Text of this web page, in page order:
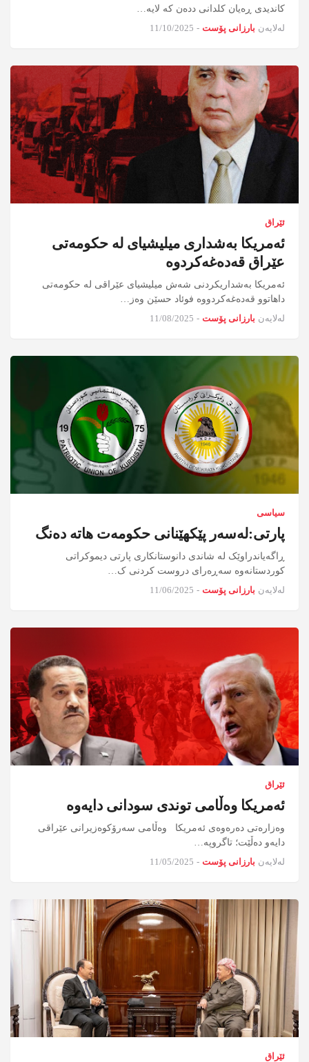
کاندیدی ڕەیان کلدانی ددەن کە لایە…
لەلایەن بارزانی پۆست -
11/10/2025
ئێراق
ئەمریکا بەشداری میلیشیای لە حکومەتی
عێراق قەدەغەکردوە
ئەمریكا بەشداریكردنی شەش میلیشیای عێراقی لە حكومەتی
داهاتوو قەدەغەكردووە فوئاد حسێن وەز…
لەلایەن بارزانی پۆست -
11/08/2025
سیاسی
پارتی:لەسەر پێکهێنانی حکومەت هاتە دەنگ
‎ڕاگەیاندراوێک لە شاندی دانوستانکاری پارتى دیموکراتى
کوردستانەوه ‎سەڕەراى دروست کردنى ک…
لەلایەن بارزانی پۆست -
11/06/2025
ئێراق
ئەمریکا وەڵامی توندی سودانی دایەوە
وه‌زاره‌تی ده‌ره‌وه‌ی ئه‌مریكا وه‌ڵامی سه‌رۆكوه‌زیرانی عێراقی
دایه‌و ده‌ڵێت؛ تاگروپه‌…
لەلایەن بارزانی پۆست -
11/05/2025
ئێراق